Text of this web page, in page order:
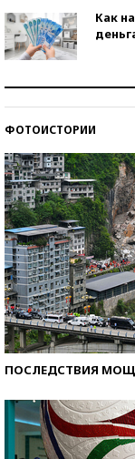
Как
ФОТОИСТОРИИ
ПОСЛЕДСТВИЯ